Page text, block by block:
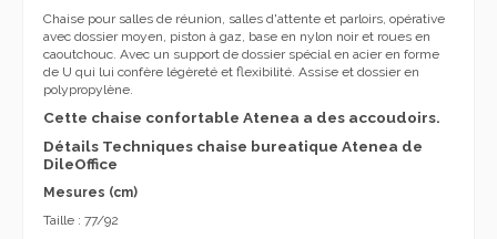
Chaise pour salles de réunion, salles d'attente et parloirs, opérative
avec dossier moyen, piston à gaz, base en nylon noir et roues en
caoutchouc. Avec un support de dossier spécial en acier en forme
de U qui lui confère légèreté et flexibilité. Assise et dossier en
polypropylène.
Cette chaise confortable Atenea a des accoudoirs.
Détails Techniques chaise bureatique Atenea de
DileOffice
Mesures (cm)
Taille : 77/92